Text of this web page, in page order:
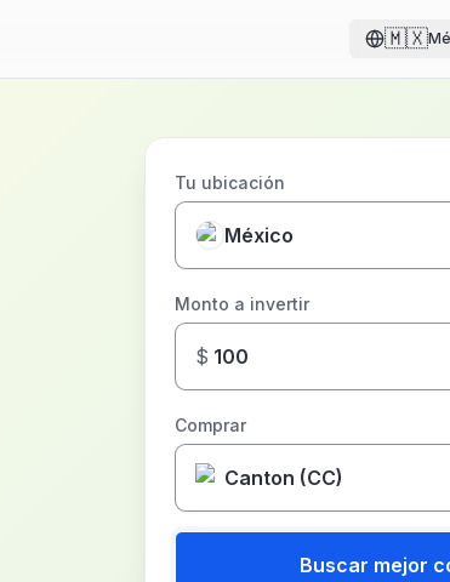
🇲🇽
Tu ubicación
México
Monto a invertir
$
Comprar
Canton (CC)
Buscar mejor